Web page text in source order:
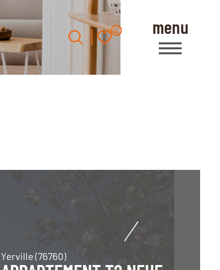
menu
0
Yerville (76760)